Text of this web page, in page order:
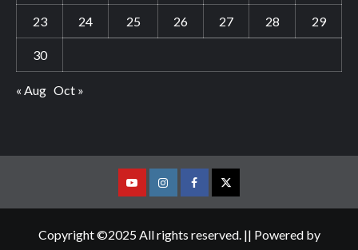
23 24 25 26 27 28 29
30
« Aug Oct »
YoutubeVimeoFacebookTwitter
Copyright ©2025 All rights reserved. || Powered by